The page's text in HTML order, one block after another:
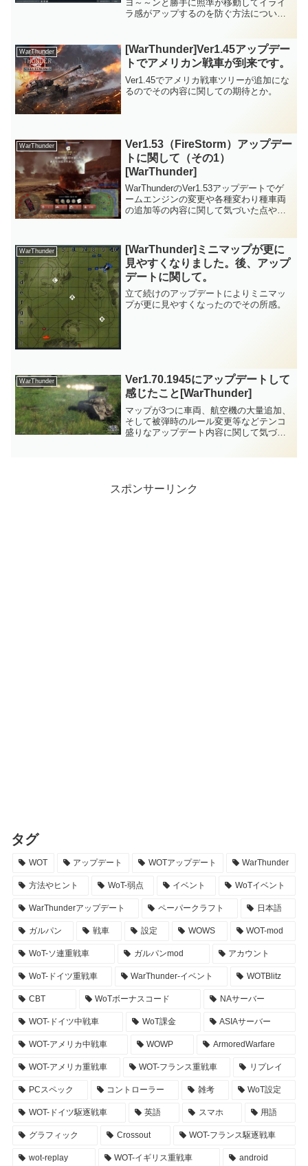
ヨ～～ンと勝手に照準が移動してイライ
ラ感がアップするのを防ぐ方法について
WarThunder
[WarThunder]Ver1.45アップデー
トでアメリカン戦車が到来です。
Ver1.45でアメリカ戦車ツリーが追加にな
るのでその内容に関しての期待とか。
WarThunder
Ver1.53（FireStorm）アップデー
トに関して（その1）
[WarThunder]
WarThunderのVer1.53アップデートでゲ
ームエンジンの変更や各種変わり種車両
の追加等の内容に関して気づいた点や感
WarThunder
[WarThunder]ミニマップが更に
見やすくなりました。後、アップ
デートに関して。
立て続けのアップデートによりミニマッ
プが更に見やすくなったのでその所感。
WarThunder
Ver1.70.1945にアップデートして
感じたこと[WarThunder]
マップが3つに車両、航空機の大量追加、
そして被弾時のルール変更等などテンコ
盛りなアップデート内容に関して気づい
スポンサーリンク
タグ
WOT アップデート WOTアップデート WarThunder
方法やヒント WoT-弱点 イベント WoTイベント
WarThunderアップデート ペーパークラフト 日本語
ガルパン 戦車 設定 WOWS WOT-mod
WoT-ソ連重戦車 ガルパンmod アカウント
WoT-ドイツ重戦車 WarThunder-イベント WOTBlitz
CBT WoTボーナスコード NAサーバー
WOT-ドイツ中戦車 WoT課金 ASIAサーバー
WOT-アメリカ中戦車 WOWP ArmoredWarfare
WOT-アメリカ重戦車 WOT-フランス重戦車 リプレイ
PCスペック コントローラー 雑考 WoT設定
WOT-ドイツ駆逐戦車 英語 スマホ 用語
グラフィック Crossout WOT-フランス駆逐戦車
wot-replay WOT-イギリス重戦車 android